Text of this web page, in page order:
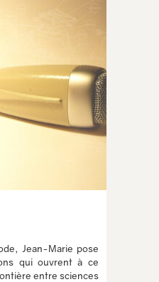
Jean-Marie pose
qui ouvrent à ce
entre sciences